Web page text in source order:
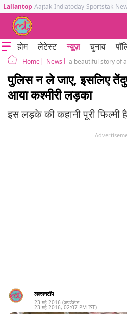
Lallantop Aajtak Indiatoday Sportstak
होम लेटेस्ट न्यूज़ चुनाव
Home News
पुलिस न ले जाए, इसलिए
आया कश्मीरी लड़का
इस लड़के की कहानी पूरी फिल्मी
लल्लनटॉप
23 मई 2016 (अपडेटेड:
23 मई 2016, 02:07 PM IST)